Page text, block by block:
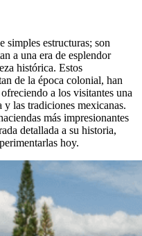
simples estructuras; son
a una era de esplendor
histórica. Estos
de la época colonial, han
a los visitantes una
las tradiciones mexicanas.
más impresionantes
detallada a su historia,
hoy.